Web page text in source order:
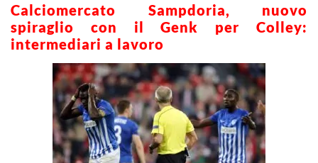
Calciomercato Sampdoria, nuovo
spiraglio con il Genk per Colley:
intermediari a lavoro